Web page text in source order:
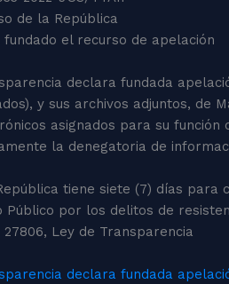
de la República
fundado el recurso de apelación
declara fundada
y sus archivos adjuntos, de
asignados para su
la denegatoria de
tiene siete (7) días
Público por los delitos de
Ley de Transparencia
declara fundada